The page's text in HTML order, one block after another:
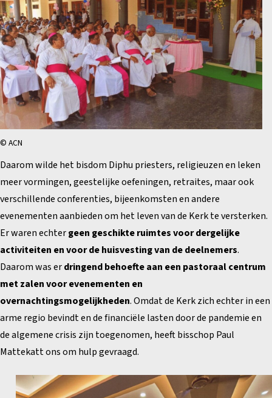
© ACN
Daarom wilde het bisdom Diphu priesters, religieuzen en leken
meer vormingen, geestelijke oefeningen, retraites, maar ook
verschillende conferenties, bijeenkomsten en andere
evenementen aanbieden om het leven van de Kerk te versterken.
Er waren echtergeen geschikte ruimtes voor dergelijke
activiteiten en voor de huisvesting van de deelnemers.
Daarom was erdringend behoefte aan een pastoraal centrum
met zalen voor evenementen en
overnachtingsmogelijkheden. Omdat de Kerk zich echter in een
arme regio bevindt en de financiële lasten door de pandemie en
de algemene crisis zijn toegenomen, heeft bisschop Paul
Mattekatt ons om hulp gevraagd.